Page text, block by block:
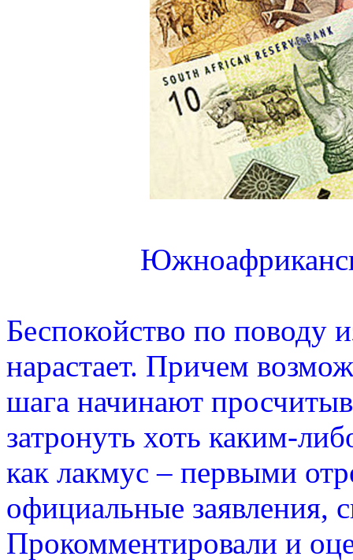
Беспокойство по поводу
нарастает. Причем
шага начинают
затронуть хоть каким-
как лакмус – первыми
официальные заявления,
Прокомментировали и